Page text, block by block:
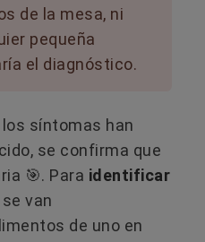
de la mesa, ni
pequeña
el diagnóstico.
síntomas han
se confirma que
🎯. Para identificar
van
de uno en